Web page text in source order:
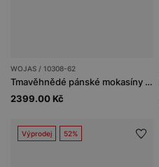
WOJAS / 10308-62
Tmavěhnědé pánské mokasíny ze štípenky
2399.00 Kč
Výprodej 52%